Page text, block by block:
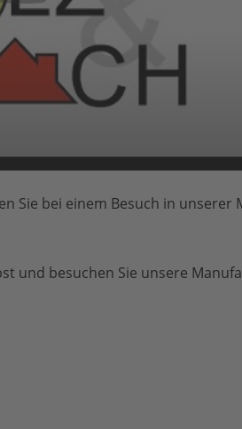
Sie bei einem Besuch in unserer
und besuchen Sie unsere